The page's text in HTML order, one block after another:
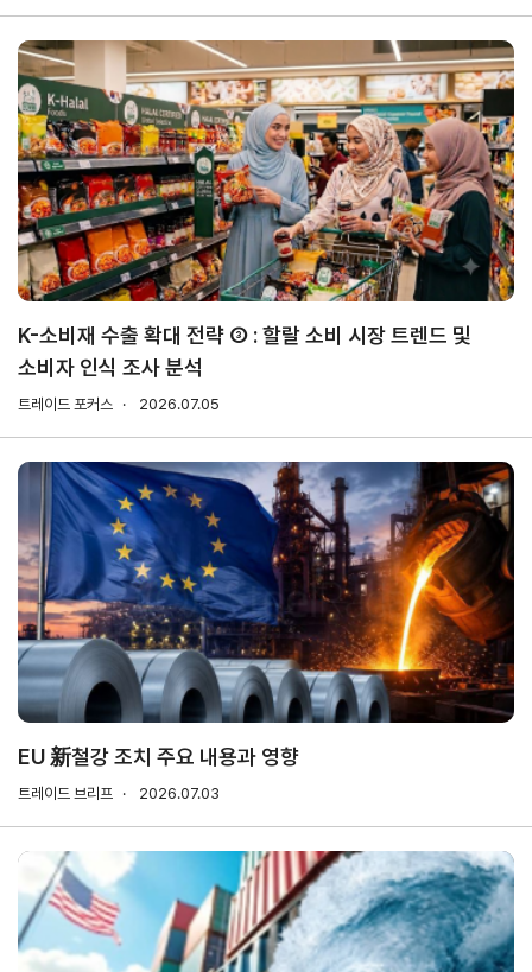
TradePro's
초이스
1:1상담
오픈상담
AI
상담
전문가
채용
무역현장컨설팅
FTA컨설팅
용어
서식
회계
사례
무역실무
매뉴얼
건의
Q&A
자주묻는
질문
협회소개
홈 회장
인사말
역대회장
연혁
조직
소개
사업
추진
과제
경영
공시
의사결정기구
정관
출자법인
무역센터
현황
윤리
경영
무역센터
윤리헌장
협회윤리강령
안전
보건
경영
경영방침
사회
공헌
활동
채용
인재상
채용절차
직원채용FAQ
찾아
오시
는 길
K-소비재 수출 확대 전략 ③ : 할랄 소비 시장 트렌드 및
소비자 인식 조사 분석
트레이드 포커스 2026.07.05
EU 新철강 조치 주요 내용과 영향
트레이드 브리프 2026.07.03